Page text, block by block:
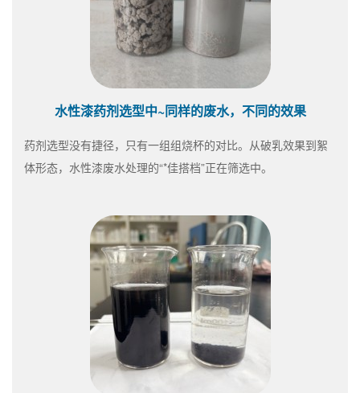
水性漆药剂选型中~同样的废水，不同的效果
药剂选型没有捷径，只有一组组烧杯的对比。从破乳效果到絮
体形态，水性漆废水处理的“*佳搭档”正在筛选中。